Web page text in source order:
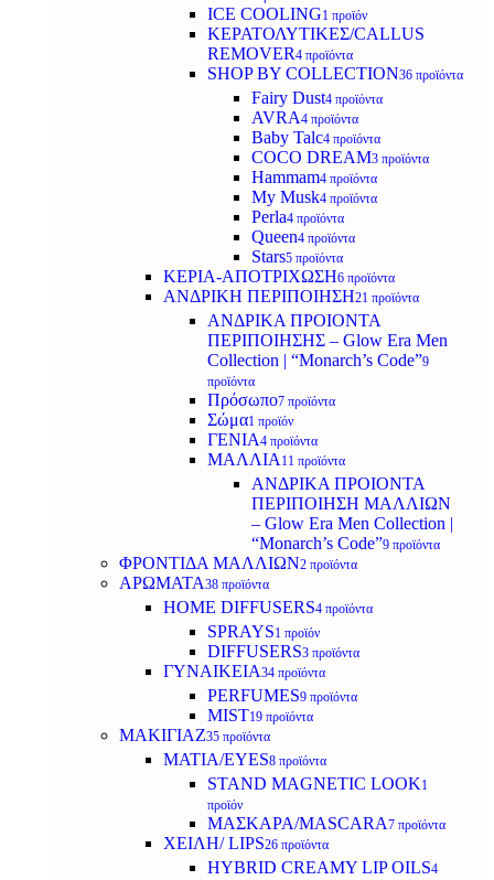
ICE COOLING1 προϊόν
ΚΕΡΑΤΟΛΥΤΙΚΕΣ/CALLUS
REMOVER4 προϊόντα
SHOP BY COLLECTION36 προϊόντα
Fairy Dust4 προϊόντα
AVRA4 προϊόντα
Baby Talc4 προϊόντα
COCO DREAM3 προϊόντα
Hammam4 προϊόντα
My Musk4 προϊόντα
Perla4 προϊόντα
Queen4 προϊόντα
Stars5 προϊόντα
ΚΕΡΙΑ-ΑΠΟΤΡΙΧΩΣΗ6 προϊόντα
ΑΝΔΡΙΚΗ ΠΕΡΙΠΟΙΗΣΗ21 προϊόντα
ΑΝΔΡΙΚΑ ΠΡΟΙΟΝΤΑ
ΠΕΡΙΠΟΙΗΣΗΣ – Glow Era Men
Collection | “Monarch’s Code”9
προϊόντα
Πρόσωπο7 προϊόντα
Σώμα1 προϊόν
ΓΕΝΙΑ4 προϊόντα
ΜΑΛΛΙΑ 11 προϊόντα
ΑΝΔΡΙΚΑ ΠΡΟΙΟΝΤΑ
ΠΕΡΙΠΟΙΗΣΗ ΜΑΛΛΙΩΝ
– Glow Era Men Collection |
“Monarch’s Code”9 προϊόντα
ΦΡΟΝΤΙΔΑ ΜΑΛΛΙΩΝ2 προϊόντα
ΑΡΩΜΑΤΑ38 προϊόντα
HOME DIFFUSERS4 προϊόντα
SPRAYS1 προϊόν
DIFFUSERS3 προϊόντα
ΓΥΝΑΙΚΕΙΑ34 προϊόντα
PERFUMES9 προϊόντα
MIST19 προϊόντα
ΜΑΚΙΓΙΑΖ35 προϊόντα
ΜΑΤΙΑ/EYES8 προϊόντα
STAND MAGNETIC LOOK1
προϊόν
ΜΑΣΚΑΡΑ/MASCARA7 προϊόντα
ΧΕΙΛΗ/ LIPS26 προϊόντα
HYBRID CREAMY LIP OILS4